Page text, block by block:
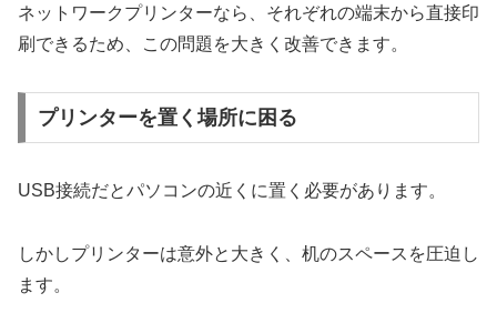
ネットワークプリンターなら、それぞれの端末から直接印
刷できるため、この問題を大きく改善できます。
プリンターを置く場所に困る
USB接続だとパソコンの近くに置く必要があります。
しかしプリンターは意外と大きく、机のスペースを圧迫し
ます。